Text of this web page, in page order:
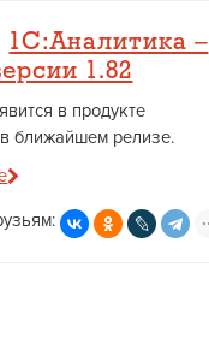
1С:Аналитика –
1.82
в продукте
в ближайшем релизе.